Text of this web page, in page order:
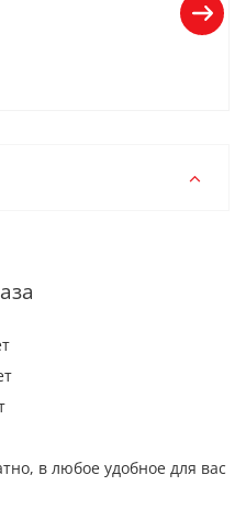
в любое удобное для вас